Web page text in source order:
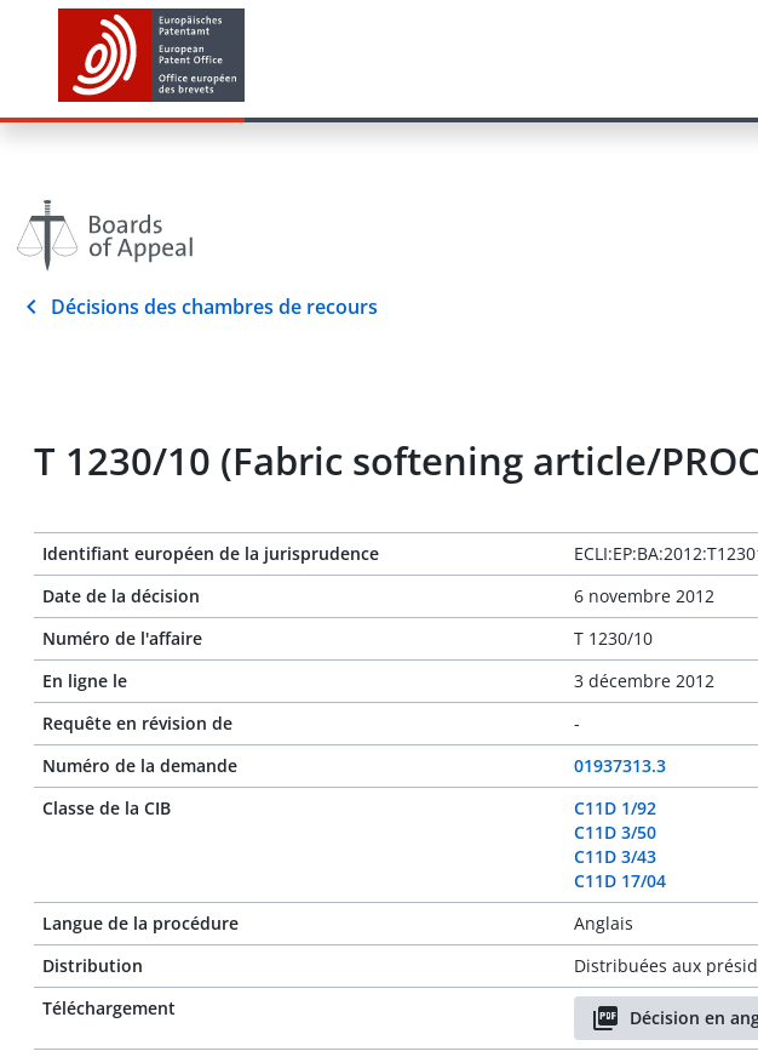
Décisions des chambres de recours
T 1230/10 (Fabric softening article/
Identifiant européen de la jurisprudence
Date de la décision
6 novembre 2012
Numéro de l'affaire
T 1230/10
En ligne le
3 décembre 2012
Requête en révision de
-
Numéro de la demande
01937313.3
Classe de la CIB
C11D 1/92
C11D 3/50
C11D 3/43
C11D 17/04
Langue de la procédure
Anglais
Distribution
Distribuées aux
Téléchargement
Décision en